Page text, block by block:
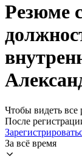
Резюме
Чтобы видеть все
После
За всё время